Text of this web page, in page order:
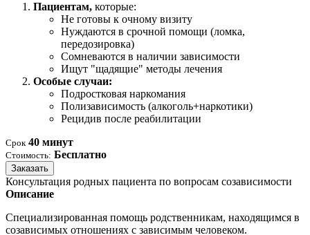
Пациентам, которые:
Не готовы к очному визиту
Нуждаются в срочной помощи (ломка,
передозировка)
Сомневаются в наличии зависимости
Ищут "щадящие" методы лечения
Особые случаи:
Подростковая наркомания
Полизависимость (алкоголь+наркотики)
Рецидив после реабилитации
Срок 40 минут
Стоимость: Бесплатно
Заказать
Консультация родных пациента по вопросам созависимости
Описание
Специализированная помощь родственникам, находящимся в
созависимых отношениях с зависимым человеком.